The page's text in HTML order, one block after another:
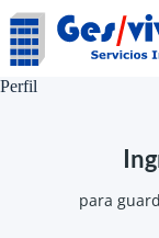
Saltar
al
contenido
Perfil
para